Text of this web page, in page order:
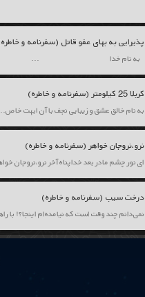
پذیرایی به بهای عفو قاتل (سفرنامه و
به نام خدا ...
کربلا 25 کیلومتر (سفرنامه و خاطره)
به نام خالق عشق و زیبایی نجف با آن ابهت
نرو،نروجان خواهر (سفرنامه و خاطره)
ای نور چشم مادر بعد خداپناه آخر نرو،نروجان
درخت سیب (سفرنامه و خاطره)
نمی‌دانم چند وقت است که نیامده‌ام اینجا؟! با